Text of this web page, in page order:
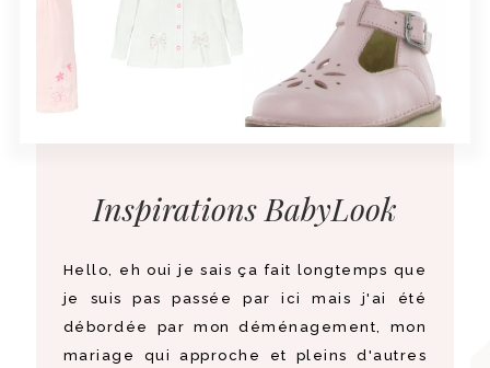
Inspirations BabyLook
Hello, eh oui je sais ça fait longtemps que
je suis pas passée par ici mais j'ai été
débordée par mon déménagement, mon
mariage qui approche et pleins d'autres